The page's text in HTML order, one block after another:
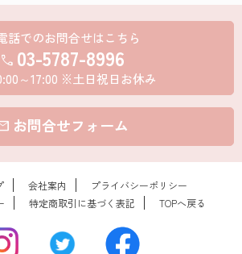
ト☆★米デコギフト★☆を新米でお
お菓子のパッケージもオリジナルで
オリジナルラベルの日本酒ギフト★
ベントに大人気！◇◆夏のオリジナ
話でのお問合せはこちら
call 03-5787-8996
～17:00 ※土日祝日お休み
お問合せフォーム
会社案内
プライバシーポリシー
特定商取引に基づく表記 TOPへ戻る